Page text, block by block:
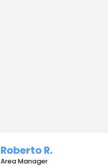
Roberto R.
Area Manager